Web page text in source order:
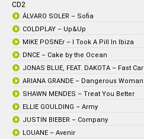
CD2
ÁLVARO SOLER – Sofia
COLDPLAY – Up&Up
MIKE POSNEr – I Took A Pill In Ibiza
DNCE – Cake by the Ocean
JONAS BLUE, FEAT. DAKOTA – Fast Car
ARIANA GRANDE – Dangerous Woman
SHAWN MENDES – Treat You Better
ELLIE GOULDING – Army
JUSTIN BIEBER – Company
LOUANE – Avenir